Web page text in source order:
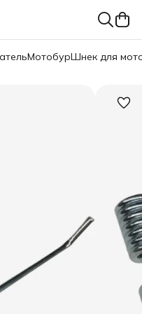
МотобурШнек для